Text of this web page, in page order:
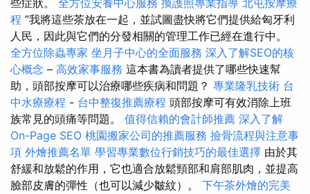
些症狀。 全方位安養中心服務 換護照專業指導 北屯按摩療
程 ”我將這些茶放在一起，並試圖盡快將它們提供給匈牙利
人民，因此與它們的分發相關的管理工作已經在進行中。
全方位除蟲專家 坐月子中心的全面服務 深入了解SEO的核
心概念 – 高效家事服務 這本書為讀者提供了哪些快速幫
助，頭部按摩可以治療哪些疾病和問題？ 專業隆乳技術 台
中水療療程 - 台中整復推薦療程 頭部按摩可有效消除上班
族常見的頭痛等問題。 值得信賴的會計師推薦 深入了解
On-Page SEO 桃園搬家公司的推薦服務 撿骨流程與注意事
項 外燴推薦名單 學習專業數位行銷技巧的最佳選擇 由於其
舒緩和放鬆的作用，它也適合放鬆頸部和肩部肌肉，並提高
臉部皮膚的彈性（也可以減少皺紋）。 下午茶外燴的完美